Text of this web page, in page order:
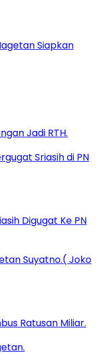
Siapkan
Jadi RTH.
Digugat Ke PN
Ratusan Miliar.